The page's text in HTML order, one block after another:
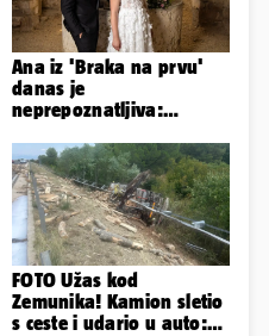
Ana iz 'Braka na prvu'
danas je
neprepoznatljiva:
ovako sad izgleda
FOTO Užas kod
Zemunika! Kamion sletio
s ceste i udario u auto: